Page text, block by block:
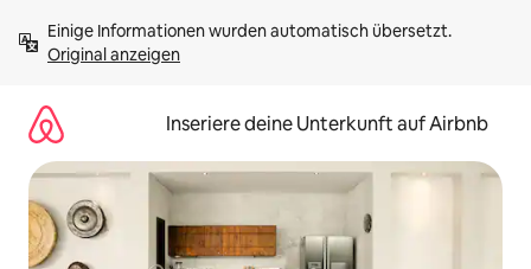
Inhalten
springenOriginal anzeigen
Inseriere deine Unterkunft auf Airbnb